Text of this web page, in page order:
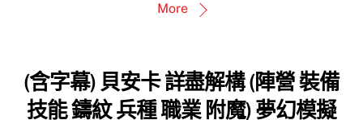
More
(含字幕) 貝安卡 詳盡解構 (陣營 裝備
技能 鑄紋 兵種 職業 附魔) 夢幻模擬